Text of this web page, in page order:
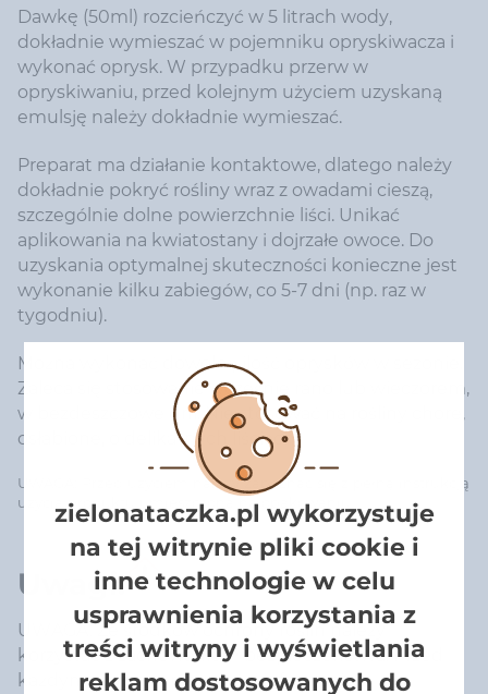
Dawkę (50ml) rozcieńczyć w 5 litrach wody,
dokładnie wymieszać w pojemniku opryskiwacza i
wykonać oprysk. W przypadku przerw w
opryskiwaniu, przed kolejnym użyciem uzyskaną
emulsję należy dokładnie wymieszać.
Preparat ma działanie kontaktowe, dlatego należy
dokładnie pokryć rośliny wraz z owadami cieszą,
szczególnie dolne powierzchnie liści. Unikać
aplikowania na kwiatostany i dojrzałe owoce. Do
uzyskania optymalnej skuteczności konieczne jest
wykonanie kilku zabiegów, co 5-7 dni (np. raz w
tygodniu).
Można wykonać dowolną ilość oprysków w sezonie.
Zaleca się stosowanie wcześnie rano lub wieczorem,
w bezdeszczowe dni. Nie stosować na rośliny chore,
osłabione, o delikatnych liściach.
UWAGA: Przed użyciem należy zapoznać się z pełną instrukcją
użycia produktu umieszczoną na opakowaniu
Uwagi:
UWAGA! Ze środków ochrony roślin należy
korzystać z zachowaniem bezpieczeństwa. Przed
każdym użyciem przeczytaj informację
zielonataczka.pl wykorzystuje
na tej witrynie pliki cookie i
inne technologie w celu
usprawnienia korzystania z
treści witryny i wyświetlania
reklam dostosowanych do